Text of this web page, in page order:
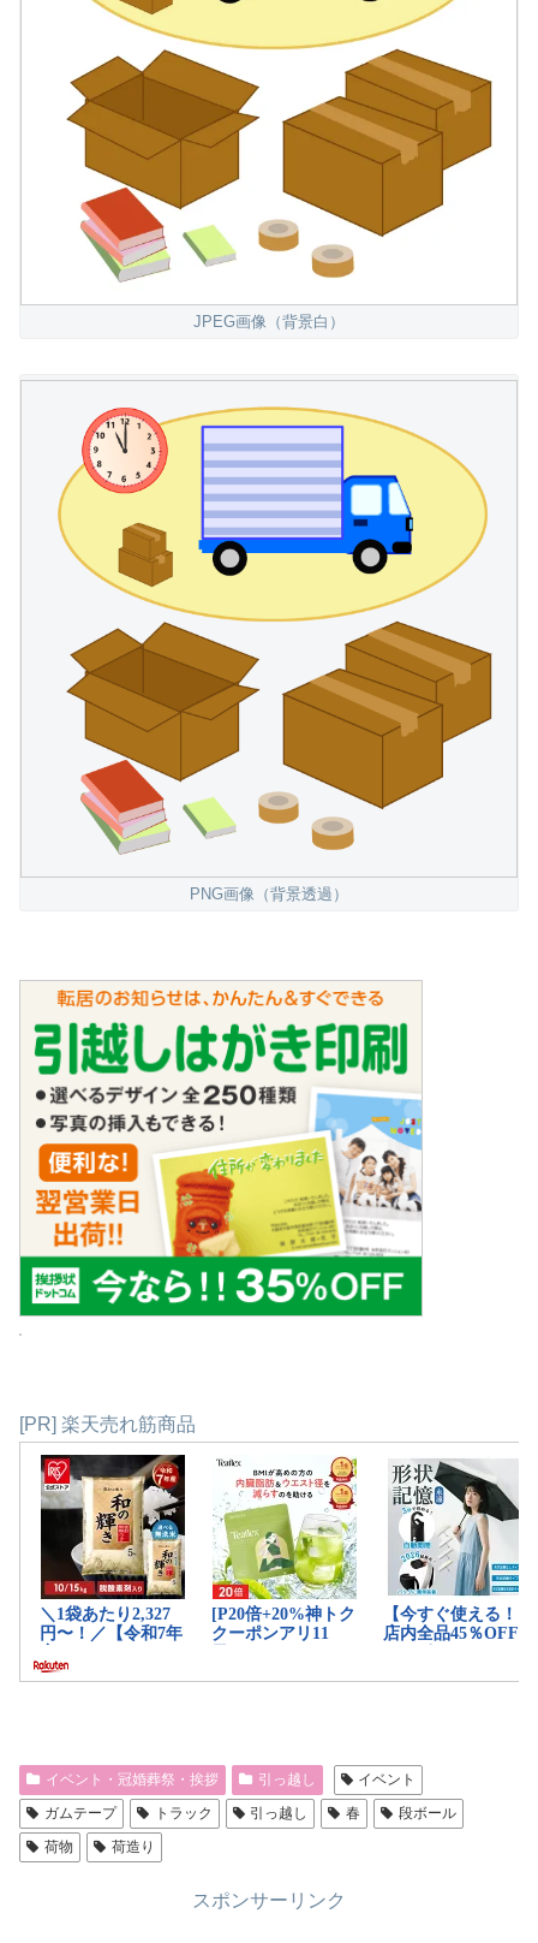
JPEG画像（背景白）
PNG画像（背景透過）
[PR] 楽天売れ筋商品
イベント・冠婚葬祭・挨拶 引っ越し
イベント
ガムテープ
トラック 引っ越し 春
段ボール
荷物
荷造り
スポンサーリンク